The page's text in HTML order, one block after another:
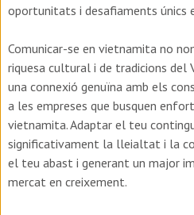
oportunitats i desafiaments únics
Comunicar-se en vietnamita no
riquesa cultural i de tradicions del
una connexió genuïna amb els
a les empreses que busquen
vietnamita. Adaptar el teu
significativament la lleialtat i la
el teu abast i generant un major
mercat en creixement.